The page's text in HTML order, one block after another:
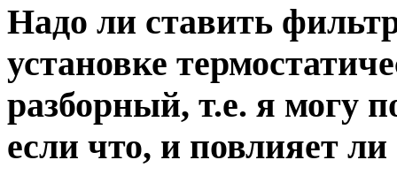
Надо ли ставить
установке
разборный, т.е. я могу
если что, и повлияет